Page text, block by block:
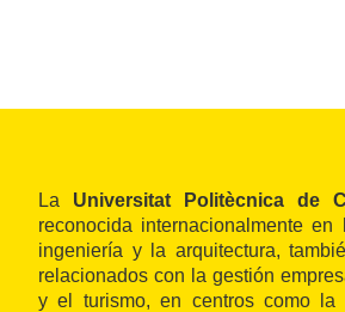
La Universitat Politècnica de
reconocida internacionalmente
ingeniería y la arquitectura,
relacionados con la gestión
y el turismo, en centros como la